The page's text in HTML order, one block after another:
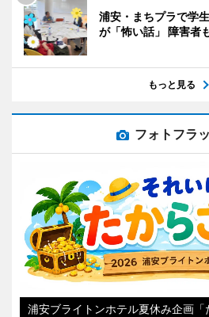
浦安・まちプラで学
が「怖い話」 障害者
もっと見る
フォトフラ
浦安ブライトンホテル夏休み企画